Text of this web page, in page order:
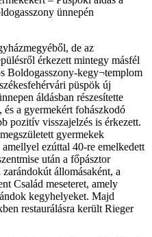
ünnepén
de az
érkezett mintegy másfél
Boldogasszony-kegy¬templom
püspök új
áldásban részesítette
a gyermekért fohászkodó
pozitív visszajelzés is érkezett.
gyermekek
ezúttal 40-re emelkedett
után a főpásztor
állomásaként, a
Család meseteret, amely
kegyhelyeket. Majd
restaurálásra került Rieger